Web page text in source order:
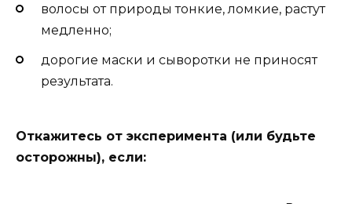
волосы от природы тонкие, ломкие, растут
медленно;
дорогие маски и сыворотки не приносят
результата.
Откажитесь от эксперимента (или будьте
осторожны), если: